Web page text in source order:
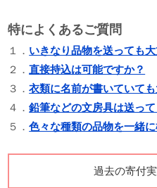
特によくあるご質問
１． いきなり品物を送っても
２．直接持込は可能ですか？
３．衣類に名前が書いていて
４．鉛筆などの文房具は送っ
５．色々な種類の品物を一緒
過去の寄付